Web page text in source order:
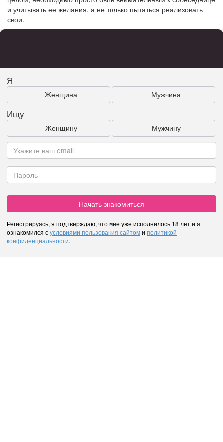
и учитывать ее желания, а не только пытаться реализовать
свои.
Я
Женщина Мужчина
Ищу
Женщину Мужчину
Начать знакомиться
Регистрируясь, я подтверждаю, что мне уже исполнилось 18 лет и я
ознакомился сусловиями пользования сайтоми политикой
конфиденциальности.